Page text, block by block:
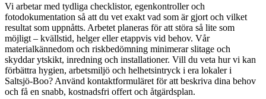
Vi arbetar med tydliga checklistor, egenkontroller och
fotodokumentation så att du vet exakt vad som är gjort och vilket
resultat som uppnåtts. Arbetet planeras för att störa så lite som
möjligt – kvällstid, helger eller etappvis vid behov. Vår
materialkännedom och riskbedömning minimerar slitage och
skyddar ytskikt, inredning och installationer. Vill du veta hur vi kan
förbättra hygien, arbetsmiljö och helhetsintryck i era lokaler i
Saltsjö-Boo? Använd kontaktformuläret för att beskriva dina behov
och få en snabb, kostnadsfri offert och åtgärdsplan.